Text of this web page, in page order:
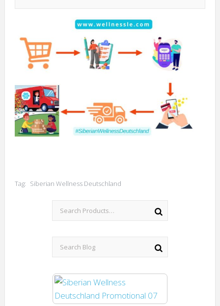
Tag: Siberian Wellness Deutschland